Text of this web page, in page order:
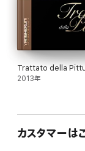
Trattato della
2013年
カスタマーは